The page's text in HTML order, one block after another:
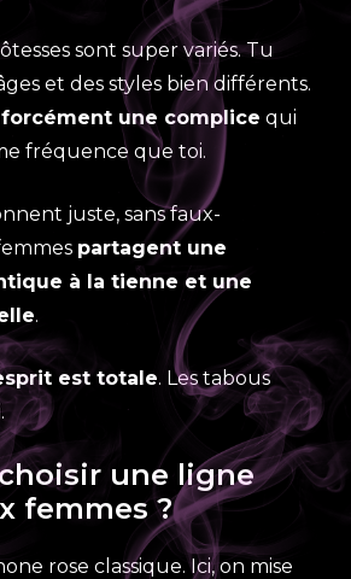
sont super variés. Tu
et des styles bien différents.
une complice qui
fréquence que toi.
juste, sans faux-
partagent une
à la tienne et une
.
est totale. Les tabous
une ligne
femmes ?
rose classique. Ici, on mise